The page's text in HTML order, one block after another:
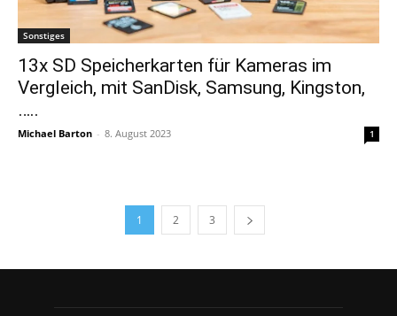
Sonstiges
13x SD Speicherkarten für Kameras im
Vergleich, mit SanDisk, Samsung, Kingston,
…..
Michael Barton - 8. August 2023 1
1 2 3